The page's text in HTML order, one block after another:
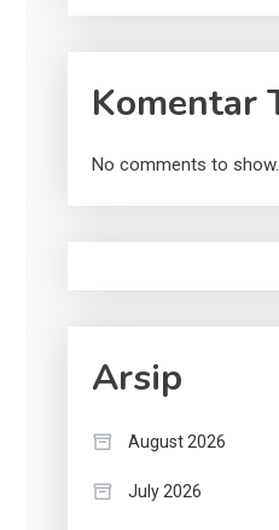
Komentar
No comments to show.
Arsip
August 2026
July 2026